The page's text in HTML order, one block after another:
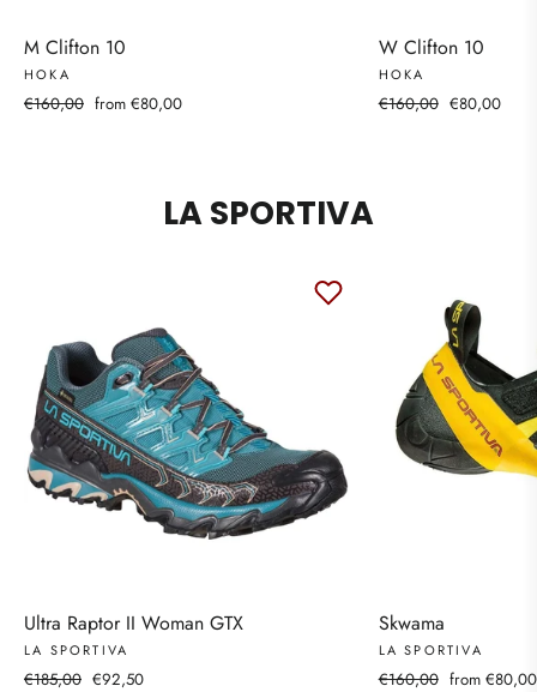
M Clifton 10
HOKA
Regular
€160,00 Sale
from €80,00
W Clifton 10
HOKA
Regular
€160,00 Sale
€80,00
LA SPORTIVA
Ultra Raptor II Woman GTX
LA SPORTIVA
Regular
€185,00 Sale
€92,50
Skwama
LA SPORTIVA
Regular
€160,00 Sale
from €80,00